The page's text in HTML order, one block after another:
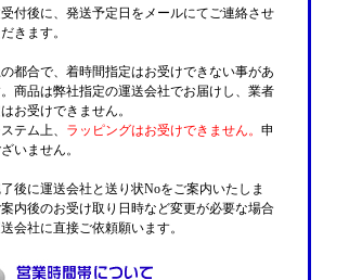
付後に、発送予定日をメールにてご連絡させ
きます。
都合で、着時間指定はお受けできない事があ
商品は弊社指定の運送会社でお届けし、業者
お受けできません。
テム上、
ラッピングはお受けできません。 申
いません。
後に運送会社と送り状Noをご案内いたしま
内後のお受け取り日時など変更が必要な場合
会社に直接ご依頼願います。